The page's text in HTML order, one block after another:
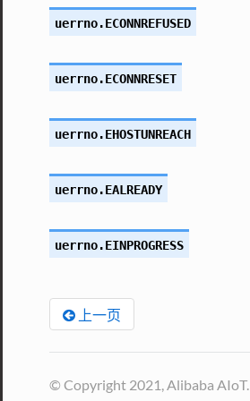
uerrno.ECONNREFUSED
uerrno.ECONNRESET
uerrno.EHOSTUNREACH
uerrno.EALREADY
uerrno.EINPROGRESS
上一页
© Copyright 2021, Alibaba AIoT.